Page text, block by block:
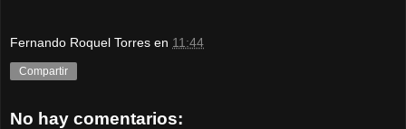
Fernando Roquel Torres en 11:44
Compartir
No hay comentarios: